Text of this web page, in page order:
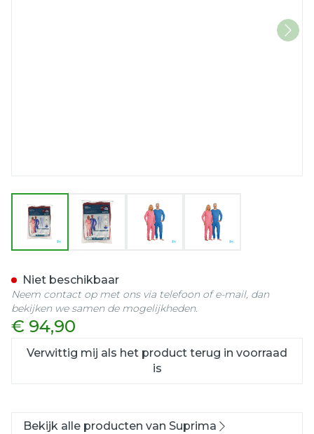
View larger imageView larger imageView larger image
View larger
€ 94,90
Verwittig mij als het product terug in voorraad
is
Niet beschikbaar
Neem contact op met ons via telefoon of e-mail, dan
bekijken we samen de mogelijkheden.
Bekijk alle producten van Suprima